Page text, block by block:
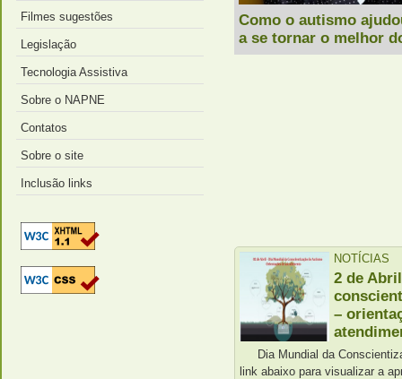
Como o autismo
a se tornar o melhor
NOTÍCIAS
2 de
–
Dia Mundial da
link abaixo para visualizar a
Filmes sugestões
Legislação
Tecnologia Assistiva
Sobre o NAPNE
Contatos
Sobre o site
Inclusão links